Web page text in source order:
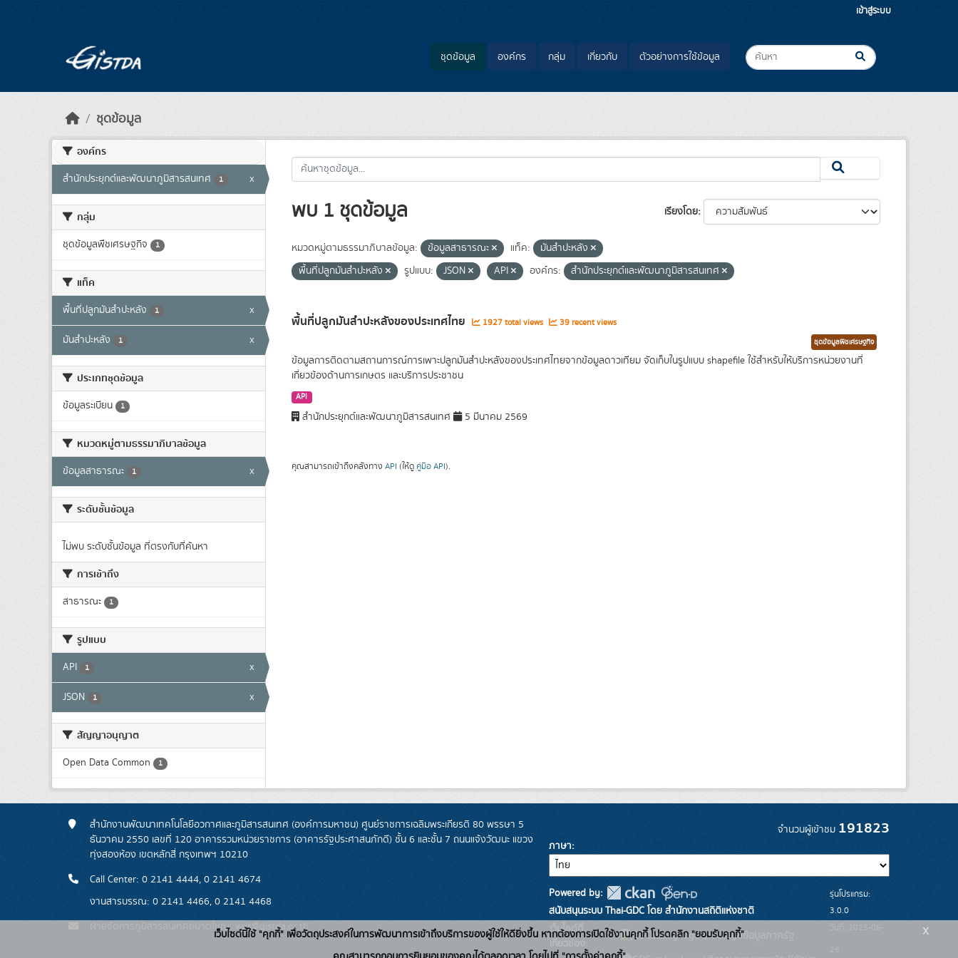
เข้าสู่ระบบ
ชุดข้อมูล องค์กร กลุ่ม เกี่ยวกับ ตัวอย่างการใช้ข้อมูล
ชุดข้อมูล
องค์กร
สำนักประยุกต์และพัฒนาภูมิสารสนเทศ 1 x
กลุ่ม
ชุดข้อมูลพืชเศรษฐกิจ 1
แท็ค
พื้นที่ปลูกมันสำปะหลัง 1 x
มันสำปะหลัง 1 x
ประเภทชุดข้อมูล
ข้อมูลระเบียน 1
หมวดหมู่ตามธรรมาภิบาลข้อมูล
ข้อมูลสาธารณะ 1 x
ระดับชั้นข้อมูล
ไม่พบ ระดับชั้นข้อมูล ที่ตรงกับที่ค้นหา
การเข้าถึง
สาธารณะ 1
รูปแบบ
API 1 x
JSON 1 x
สัญญาอนุญาต
Open Data Common 1
เรียงโดย
พบ 1 ชุดข้อมูล
หมวดหมู่ตามธรรมาภิบาลข้อมูล: ข้อมูลสาธารณะ แท็ค:
มันสำปะหลัง
พื้นที่ปลูกมันสำปะหลัง
รูปแบบ: JSON API องค์กร: สำนักประยุกต์และพัฒนาภูมิสารสนเทศ
พื้นที่ปลูกมันสำปะหลังของประเทศไทย 1927 total views 39 recent views
ชุดข้อมูลพืชเศรษฐกิจ
ข้อมูลการติดตามสถานการณ์การเพาะปลูกมันสำปะหลังของประเทศไทยจากข้อมูลดาวเทียม จัดเก็บในรูปแบบ shapefile ใช้สำหรับให้บริการหน่วยงานที่
เกี่ยวข้องด้านการเกษตร และบริการประชาชน
API
สำนักประยุกต์และพัฒนาภูมิสารสนเทศ 5 มีนาคม 2569
คุณสามารถเข้าถึงคลังทาง API (ให้ดู คู่มือ API).
สำนักงานพัฒนาเทคโนโลยีอวกาศและภูมิสารสนเทศ (องค์การมหาชน) ศูนย์ราชการเฉลิมพระเกียรติ 80 พรรษา 5
ธันวาคม 2550 เลขที่ 120 อาคารรวมหน่วยราชการ (อาคารรัฐประศาสนภักดี) ชั้น 6 และชั้น 7 ถนนแจ้งวัฒนะ แขวง
ทุ่งสองห้อง เขตหลักสี่ กรุงเทพฯ 10210
Call Center: 0 2141 4444, 0 2141 4674
งานสารบรรณ: 0 2141 4466, 0 2141 4468
ฝ่ายจัดการภูมิสารสนเทศขนาดใหญ่: wgs@gistda.or.th
จำนวนผู้เข้าชม 191823
ภาษา
Powered by:
สนับสนุนระบบ Thai-GDC โดย สำนักงานสถิติแห่งชาติ
เว็บไซต์ที่
เกี่ยวข้อง:
ระบบบัญชีข้อมูลภาครัฐ
รุ่นโปรแกรม:
3.0.0
วันที่: 2025-06-
26
เว็บไซต์นี้ใช้ "คุกกี้" เพื่อวัตถุประสงค์ในการพัฒนาการเข้าถึงบริการของผู้ใช้ให้ดียิ่งขึ้น หากต้องการเปิดใช้งานคุกกี้ โปรดคลิก "ยอมรับคุกกี้"
x